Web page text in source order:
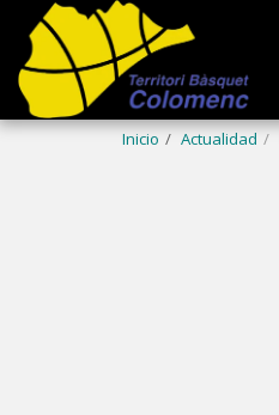
Inicio Actualidad